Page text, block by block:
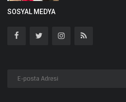
SOSYAL MEDYA